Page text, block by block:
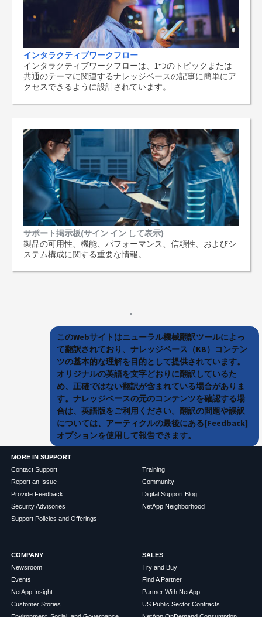
インタラクティブワークフロー
インタラクティブワークフローは、1つのトピックまたは
共通のテーマに関連するナレッジベースの記事に簡単にア
クセスできるように設計されています。
サポート掲示板(サイン イン して表示)
製品の可用性、機能、パフォーマンス、信頼性、およびシ
ステム構成に関する重要な情報。
このWebサイトはニューラル機械翻訳ツールによっ
て翻訳されており、ナレッジベース（KB）コンテン
ツの基本的な理解を目的として提供されています。
オリジナルの英語を文字どおりに翻訳しているた
め、正確ではない翻訳が含まれている場合がありま
す。ナレッジベースの元のコンテンツを確認する場
合は、英語版をご利用ください。翻訳の問題や誤訳
については、アーティクルの最後にある[Feedback]
オプションを使用して報告できます。
MORE IN SUPPORT
Contact Support
Report an Issue
Provide Feedback
Security Advisories
Support Policies and Offerings
Training
Community
Digital Support Blog
NetApp Neighborhood
COMPANY
Newsroom
Events
NetApp Insight
Customer Stories
SALES
Try and Buy
Find A Partner
Partner With NetApp
US Public Sector Contracts